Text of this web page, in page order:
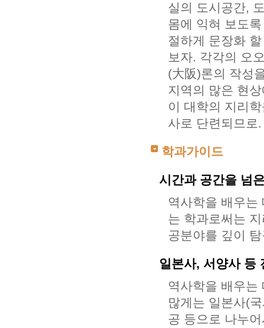
실의 도시공간,
몸에 익혀 보도
절하게 문장화
보자. 각각의 오
(大阪)론의 작성
지역의 많은 현
이 대학의 지리
사로 단련되므로.
학과가이드
시간과 공간을 넘
역사학을 배우는
는 학과로써는
공분야를 깊이
일본사, 서양사 등
역사학을 배우는
많게는 일본사(
공 등으로 나누